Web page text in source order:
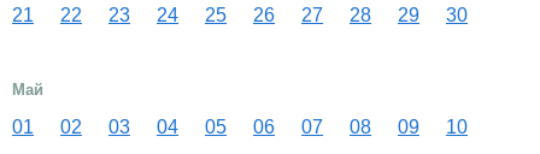
21
22 23 24 25 26 27 28 29 30
Май
01 02 03 04 05 06 07 08 09
10